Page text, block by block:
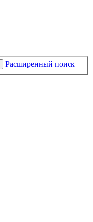
Расширенный поиск